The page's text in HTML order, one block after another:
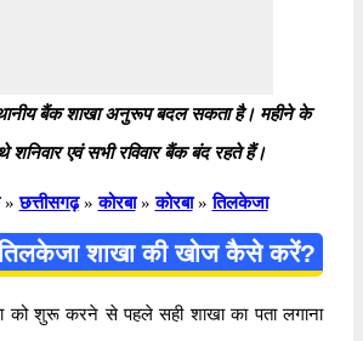
बैंक शाखा अनुरूप बदल सकता है। महीने के
एवं सभी रविवार बैंक बंद रहते हैं।
» छत्तीसगढ़ » कोरबा » कोरबा » तिलकेजा
तिलकेजा शाखा की खोज कैसे करें?
को शुरू करने से पहले सही शाखा का पता लगाना